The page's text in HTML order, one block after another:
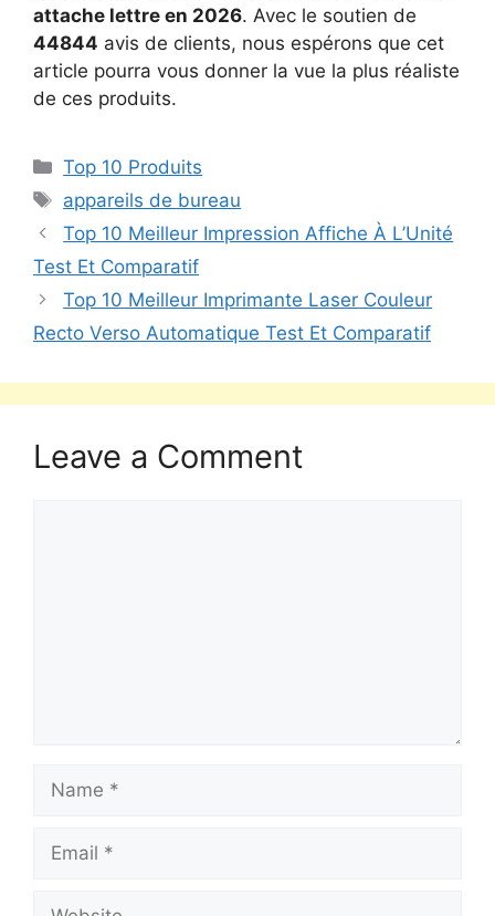
attache lettre en 2026. Avec le soutien de
44844 avis de clients, nous espérons que cet
article pourra vous donner la vue la plus réaliste
de ces produits.
Top 10 Produits
appareils de bureau
Top 10 Meilleur Impression Affiche À L’Unité
Test Et Comparatif
Top 10 Meilleur Imprimante Laser Couleur
Recto Verso Automatique Test Et Comparatif
Leave a Comment